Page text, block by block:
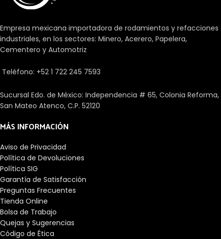
Empresa mexicana importadora de rodamientos y refacciones
industriales, en los sectores: Minero, Acerero, Papelera,
Cementero y Automotriz
Teléfono: +52 1 722 245 7593
Sucursal Edo. de México: Independencia # 65, Colonia Reforma,
San Mateo Atenco, C.P. 52120
MÁS INFORMACIÓN
Aviso de Privacidad
Política de Devoluciones
Política SIG
Garantía de Satisfacción
Preguntas Frecuentes
Tienda Online
Bolsa de Trabajo
Quejas y Sugerencias
Código de Ética